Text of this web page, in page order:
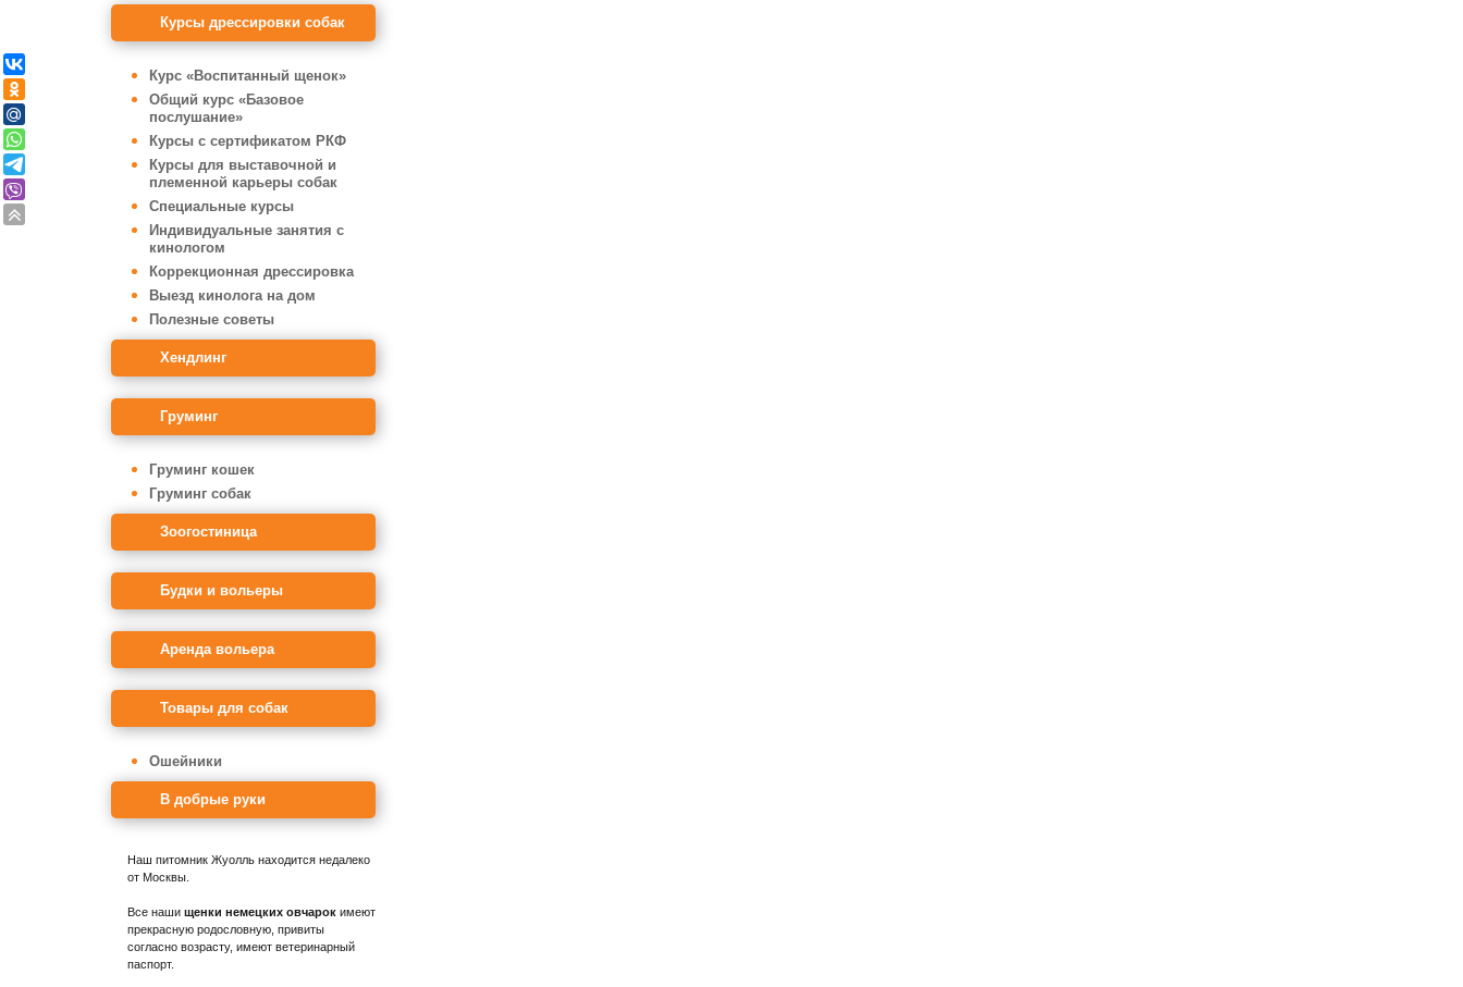
Курсы дрессировки собак
Курс «Воспитанный щенок»
Общий курс «Базовое
послушание»
Курсы с сертификатом РКФ
Курсы для выставочной и
племенной карьеры собак
Специальные курсы
Индивидуальные занятия с
кинологом
Коррекционная дрессировка
Выезд кинолога на дом
Полезные советы
Хендлинг
Груминг
Груминг кошек
Груминг собак
Зоогостиница
Будки и вольеры
Аренда вольера
Товары для собак
Ошейники
В добрые руки
Наш питомник Жуолль находится недалеко
от Москвы.
Все наши щенки немецких овчарок имеют
прекрасную родословную, привиты
согласно возрасту, имеют ветеринарный
паспорт.